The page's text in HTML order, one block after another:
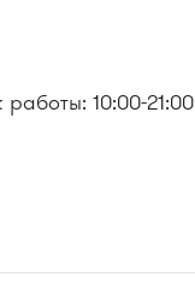
10:00-21:00